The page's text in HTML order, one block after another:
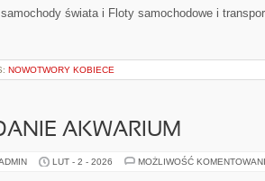
świata i Floty samochodowe i
NOWOTWORY KOBIECE
AKWARIUM
LUT - 2 - 2026 MOŻLIWOŚĆ